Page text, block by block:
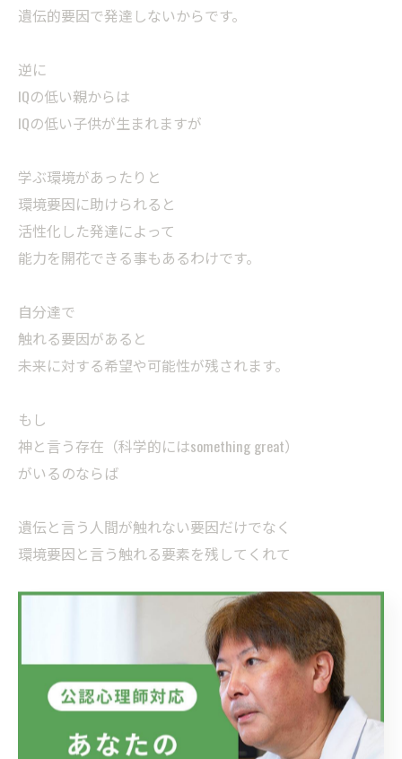
遺伝的要因で発達しないからです。
逆に
IQの低い親からは
IQの低い子供が生まれますが
学ぶ環境があったりと
環境要因に助けられると
活性化した発達によって
能力を開花できる事もあるわけです。
自分達で
触れる要因があると
未来に対する希望や可能性が残されます。
もし
神と言う存在（科学的にはsomething great）
がいるのならば
遺伝と言う人間が触れない要因だけでなく
環境要因と言う触れる要素を残してくれて
我々人間に可能性や希望を与えてくれた
とも言えるのかもしれませんね。
--------------------------------------------------------------------
一宮駅前カウンセリング